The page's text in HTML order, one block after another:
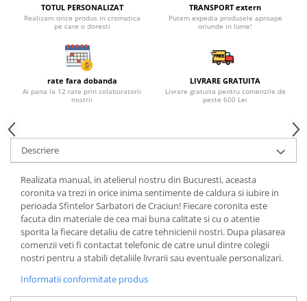
TOTUL PERSONALIZAT
Realizam orice produs in cromatica
pe care o doresti
TRANSPORT extern
Putem expedia produsele aproape
oriunde in lume!
rate fara dobanda
Ai pana la 12 rate prin colaboratorii
nostrii
LIVRARE GRATUITA
Livrare gratuita pentru comenzile de
peste 600 Lei
Descriere
Realizata manual, in atelierul nostru din Bucuresti, aceasta
coronita va trezi in orice inima sentimente de caldura si iubire in
perioada Sfintelor Sarbatori de Craciun! Fiecare coronita este
facuta din materiale de cea mai buna calitate si cu o atentie
sporita la fiecare detaliu de catre tehnicienii nostri. Dupa plasarea
comenzii veti fi contactat telefonic de catre unul dintre colegii
nostri pentru a stabili detaliile livrarii sau eventuale personalizari.
Informatii conformitate produs